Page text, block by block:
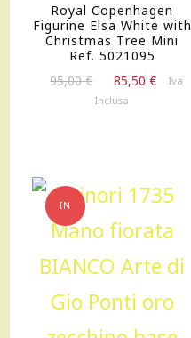
Royal Copenhagen
Figurine Elsa White with
Christmas Tree Mini
Ref. 5021095
95,00€
prezzo
85,50€
IlIva
Inclusa
IN
OFFERTA!